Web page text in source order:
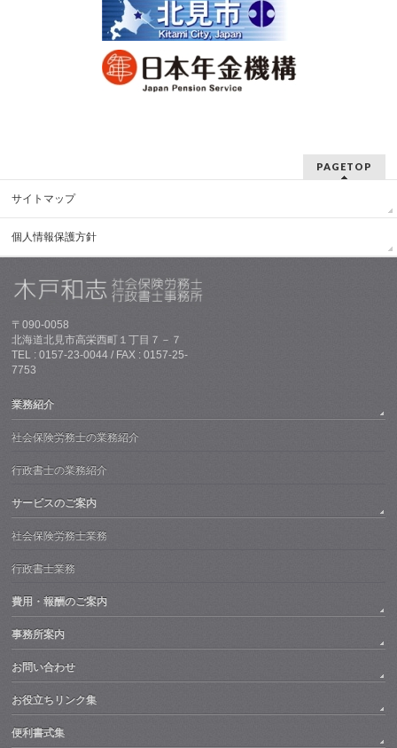
PAGETOP
サイトマップ
個人情報保護方針
〒090-0058
北海道北見市高栄西町１丁目７－７
TEL : 0157-23-0044 / FAX : 0157-25-
7753
業務紹介
社会保険労務士の業務紹介
行政書士の業務紹介
サービスのご案内
社会保険労務士業務
行政書士業務
費用・報酬のご案内
事務所案内
お問い合わせ
お役立ちリンク集
便利書式集